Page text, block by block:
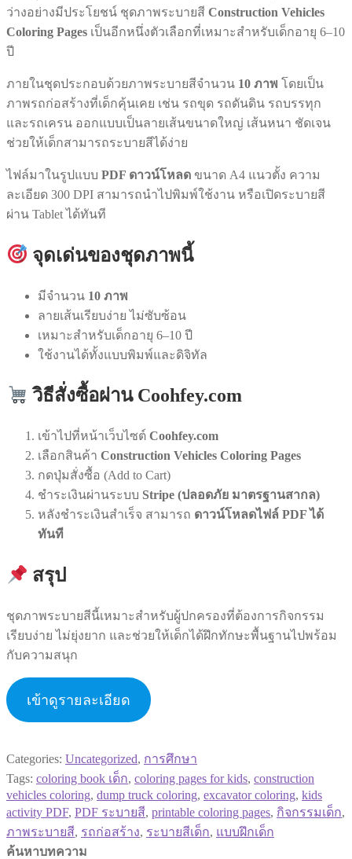
ว่างอย่างมีประโยชน์ ชุดภาพระบายสี Construction Vehicles
Coloring Pages เป็นอีกหนึ่งตัวเลือกที่เหมาะสำหรับเด็กอายุ 6–10
ปี
ภายในชุดประกอบด้วยภาพระบายสีจำนวน 10 ภาพ โดยเป็น
ภาพรถก่อสร้างที่เด็กคุ้นเคย เช่น รถขุด รถดันดิน รถบรรทุก
และรถเครน ออกแบบเป็นลายเส้นขนาดใหญ่ เส้นหนา ชัดเจน
ช่วยให้เด็กสามารถระบายสีได้ง่าย
ไฟล์มาในรูปแบบ PDF ดาวน์โหลด ขนาด A4 แนวตั้ง ความ
ละเอียด 300 DPI สามารถนำไปพิมพ์ใช้งาน หรือเปิดระบายสี
ผ่าน Tablet ได้ทันที
จุดเด่นของชุดภาพนี้
มีจำนวน 10 ภาพ
ลายเส้นเรียบง่าย ไม่ซับซ้อน
เหมาะสำหรับเด็กอายุ 6–10 ปี
ใช้งานได้ทั้งแบบพิมพ์และดิจิทัล
วิธีสั่งซื้อผ่าน Coohfey.com
เข้าไปที่หน้าเว็บไซต์ Coohfey.com
เลือกสินค้า Construction Vehicles Coloring Pages
กดปุ่มสั่งซื้อ (Add to Cart)
ชำระเงินผ่านระบบ Stripe (ปลอดภัย มาตรฐานสากล)
หลังชำระเงินสำเร็จ สามารถ ดาวน์โหลดไฟล์ PDF ได้
ทันที
สรุป
ชุดภาพระบายสีนี้เหมาะสำหรับผู้ปกครองที่ต้องการกิจกรรม
เรียบง่าย ไม่ยุ่งยาก และช่วยให้เด็กได้ฝึกทักษะพื้นฐานไปพร้อม
กับความสนุก
เข้าดูรายละเอียด
Categories: Uncategorized, การศึกษา
Tags: coloring book เด็ก, coloring pages for kids, construction
vehicles coloring, dump truck coloring, excavator coloring, kids
activity PDF, PDF ระบายสี, printable coloring pages, กิจกรรมเด็ก,
ภาพระบายสี, รถก่อสร้าง, ระบายสีเด็ก, แบบฝึกเด็ก
ค้นหาบทความ